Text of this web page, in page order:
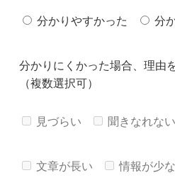
分かりやすかった 分
分かりにくかった場合、理由
（複数選択可）
見づらい 聞きなれな
文章が長い 情報が少